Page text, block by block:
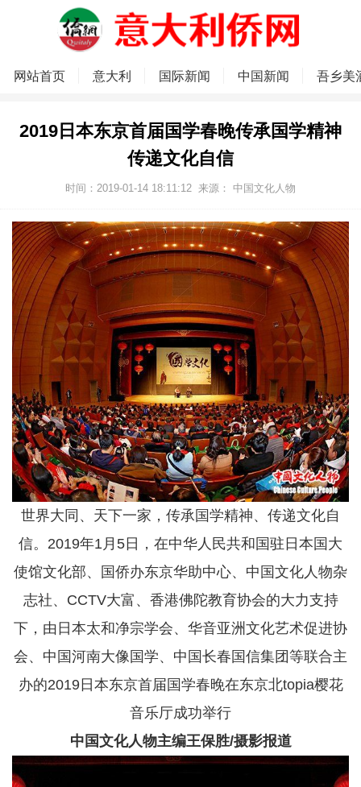
网站首页 意大利 国际新闻 中国新闻 吾乡美
2019日本东京首届国学春晚传承国学精神
传递文化自信
时间：2019-01-14 18:11:12 来源： 中国文化人物
世界大同、天下一家，传承国学精神、传递文化自
信。2019年1月5日，在中华人民共和国驻日本国大
使馆文化部、国侨办东京华助中心、中国文化人物杂
志社、CCTV大富、香港佛陀教育协会的大力支持
下，由日本太和净宗学会、华音亚洲文化艺术促进协
会、中国河南大像国学、中国长春国信集团等联合主
办的2019日本东京首届国学春晚在东京北topia樱花
音乐厅成功举行
中国文化人物主编王保胜/摄影报道